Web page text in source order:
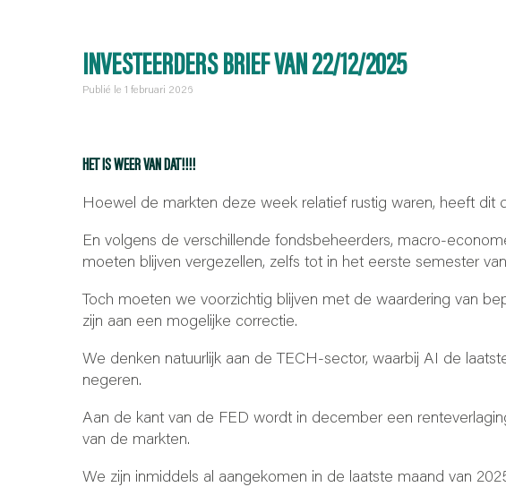
INVESTEERDERS BRIEF VAN 22/12/2025
Publié le 1 februari 2026
HET IS WEER VAN DAT!!!!
Hoewel de markten deze week relatief rustig waren, heeft
En volgens de verschillende fondsbeheerders, macro-
moeten blijven vergezellen, zelfs tot in het eerste semester
Toch moeten we voorzichtig blijven met de waardering van
zijn aan een mogelijke correctie.
We denken natuurlijk aan de TECH-sector, waarbij AI de
negeren.
Aan de kant van de FED wordt in december een
van de markten.
We zijn inmiddels al aangekomen in de laatste maand van